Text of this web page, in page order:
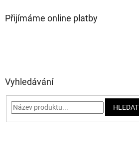
Přijímáme online platby
Vyhledávání
HLEDAT